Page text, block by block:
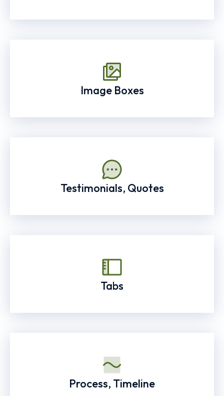
Image Boxes
Testimonials, Quotes
Tabs
Process, Timeline